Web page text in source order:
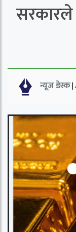
सरकारले
न्यूज डेस्क|